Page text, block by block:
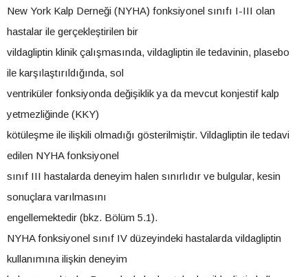
New York Kalp Derneği (NYHA) fonksiyonel sınıfı I-III olan
hastalar ile gerçekleştirilen bir
vildagliptin klinik çalışmasında, vildagliptin ile tedavinin, plasebo
ile karşılaştırıldığında, sol
ventriküler fonksiyonda değişiklik ya da mevcut konjestif kalp
yetmezliğinde (KKY)
kötüleşme ile ilişkili olmadığı gösterilmiştir. Vildagliptin ile tedavi
edilen NYHA fonksiyonel
sınıf III hastalarda deneyim halen sınırlıdır ve bulgular, kesin
sonuçlara varılmasını
engellemektedir (bkz. Bölüm 5.1).
NYHA fonksiyonel sınıf IV düzeyindeki hastalarda vildagliptin
kullanımına ilişkin deneyim